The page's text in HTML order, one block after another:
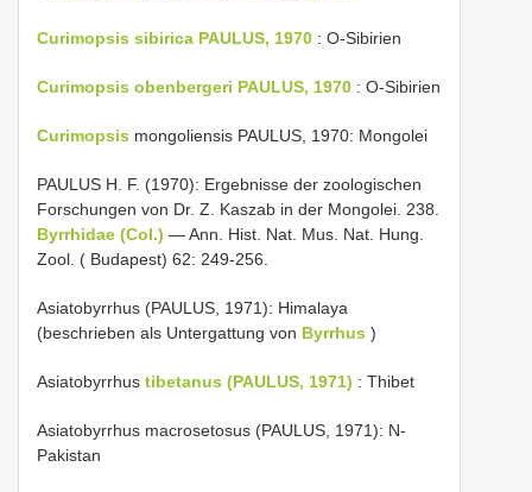
Curimopsis sibirica PAULUS, 1970 : O-Sibirien
Curimopsis obenbergeri PAULUS, 1970 : O-Sibirien
Curimopsis mongoliensis PAULUS, 1970: Mongolei
PAULUS H. F. (1970): Ergebnisse der zoologischen
Forschungen von Dr. Z. Kaszab in der Mongolei. 238.
Byrrhidae (Col.) — Ann. Hist. Nat. Mus. Nat. Hung.
Zool. ( Budapest) 62: 249-256.
Asiatobyrrhus (PAULUS, 1971): Himalaya
(beschrieben als Untergattung von Byrrhus )
Asiatobyrrhus tibetanus (PAULUS, 1971) : Thibet
Asiatobyrrhus macrosetosus (PAULUS, 1971): N-
Pakistan